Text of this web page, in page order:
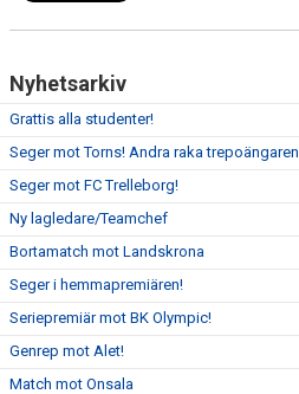
Nyhetsarkiv
Grattis alla studenter!
Seger mot Torns! Andra raka trepoängaren
Seger mot FC Trelleborg!
Ny lagledare/Teamchef
Bortamatch mot Landskrona
Seger i hemmapremiären!
Seriepremiär mot BK Olympic!
Genrep mot Alet!
Match mot Onsala